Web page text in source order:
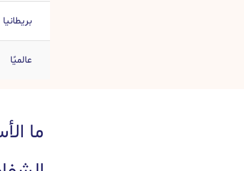
بريطانيا
عالميًا
ما